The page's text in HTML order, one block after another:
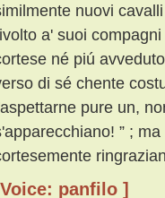
nuovi
a' suoi
né piú
di sé chente
pure un,
” ;
panfilo ]